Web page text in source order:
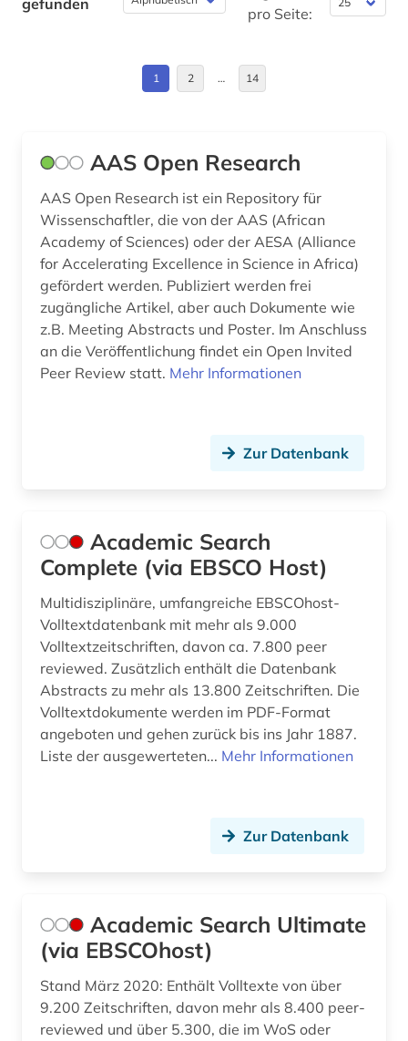
bauwirtschaft (2)
bergwerk (1)
berlin (1)
betriebswirtschaft (1)
betriebswirtschaftslehre (1)
bezugsmaterial (1)
bibliografie (22)
bibliographie 1964-1999 (1)
bibliothekskatalog plus (1)
bilddatenbank (2)
bildverarbeitung (1)
biochemie (1)
biodiversität (3)
bioingenieurwesen (1)
biologie (11)
biologische ozeanographie (1)
biomedizinische technik (1)
bioshäre (1)
biowissenschaften (3)
boden (7)
bodenanalyse (1)
Suedostasien (1)
Thueringen (1)
USA (1)
gefunden
pro Seite:
1 2 … 14
AAS Open Research
AAS Open Research ist ein Repository für
Wissenschaftler, die von der AAS (African
Academy of Sciences) oder der AESA (Alliance
for Accelerating Excellence in Science in Africa)
gefördert werden. Publiziert werden frei
zugängliche Artikel, aber auch Dokumente wie
z.B. Meeting Abstracts und Poster. Im Anschluss
an die Veröffentlichung findet ein Open Invited
Peer Review statt. Mehr Informationen
Zur Datenbank
Academic Search
Complete (via EBSCO Host)
Multidisziplinäre, umfangreiche EBSCOhost-
Volltextdatenbank mit mehr als 9.000
Volltextzeitschriften, davon ca. 7.800 peer
reviewed. Zusätzlich enthält die Datenbank
Abstracts zu mehr als 13.800 Zeitschriften. Die
Volltextdokumente werden im PDF-Format
angeboten und gehen zurück bis ins Jahr 1887.
Liste der ausgewerteten... Mehr Informationen
Zur Datenbank
Academic Search Ultimate
(via EBSCOhost)
Stand März 2020: Enthält Volltexte von über
9.200 Zeitschriften, davon mehr als 8.400 peer-
reviewed und über 5.300, die im WoS oder